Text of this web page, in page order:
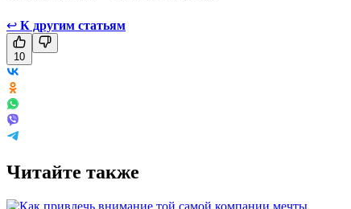
↩ К другим статьям
10
Читайте также